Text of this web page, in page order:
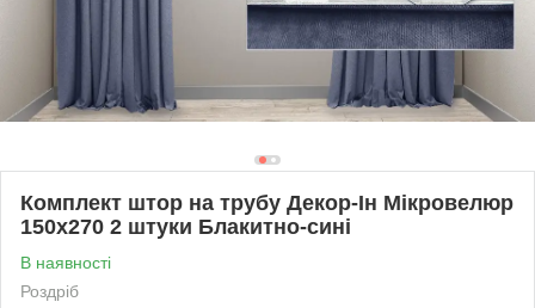
Комплект штор на трубу Декор-Ін Мікровелюр
150x270 2 штуки Блакитно-сині
В наявності
Роздріб